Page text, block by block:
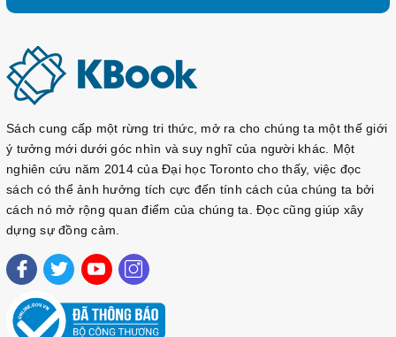
Sách cung cấp một rừng tri thức, mở ra cho chúng ta một thế giới
ý tưởng mới dưới góc nhìn và suy nghĩ của người khác. Một
nghiên cứu năm 2014 của Đại học Toronto cho thấy, việc đọc
sách có thể ảnh hưởng tích cực đến tính cách của chúng ta bởi
cách nó mở rộng quan điểm của chúng ta. Đọc cũng giúp xây
dựng sự đồng cảm.